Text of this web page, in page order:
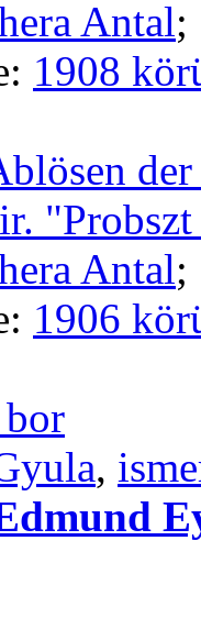
Antal;
1908
Antal;
1906
,